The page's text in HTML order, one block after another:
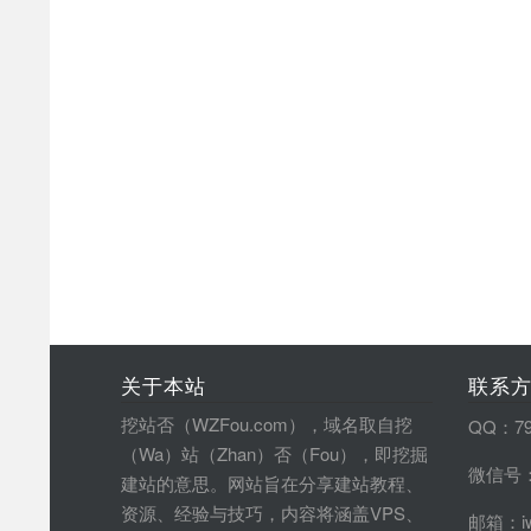
关于本站
挖站否（WZFou.com），域名取自挖
（Wa）站（Zhan）否（Fou），即挖掘
建站的意思。网站旨在分享建站教程、
资源、经验与技巧，内容将涵盖VPS、
联系
QQ：
微信号
邮箱：